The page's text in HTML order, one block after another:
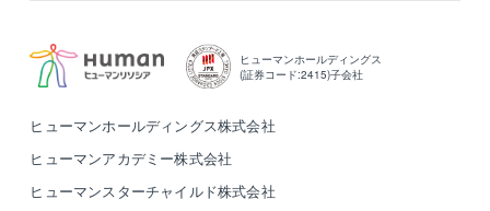
ヒューマンホールディングス
(証券コード:2415)子会社
ヒューマンホールディングス株式会社
ヒューマンアカデミー株式会社
ヒューマンスターチャイルド株式会社